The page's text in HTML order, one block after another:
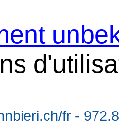
fr -